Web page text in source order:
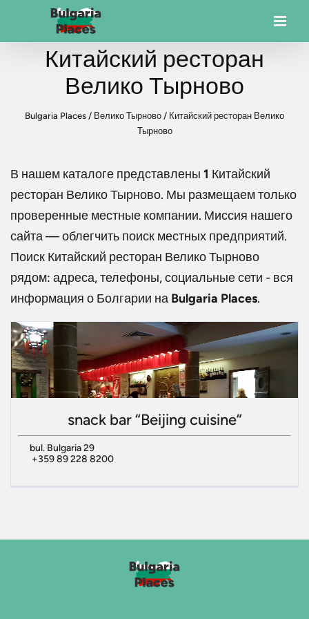
Китайский ресторан
Велико Тырново
Bulgaria Places / Велико Тырново / Китайский ресторан Велико
Тырново
В нашем каталоге представлены 1 Китайский
ресторан Велико Тырново. Мы размещаем только
проверенные местные компании. Миссия нашего
сайта — облегчить поиск местных предприятий.
Поиск Китайский ресторан Велико Тырново
рядом: адреса, телефоны, социальные сети - вся
информация о Болгарии на Bulgaria Places.
snack bar “Beijing cuisine”
bul. Bulgaria 29
+359 89 228 8200